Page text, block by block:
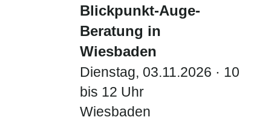
Blickpunkt-Auge-
Beratung in
Wiesbaden
Dienstag, 03.11.2026 · 10
bis 12 Uhr
Wiesbaden